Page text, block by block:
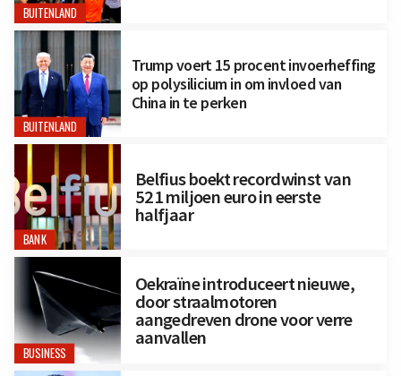
BUITENLAND
BUITENLAND
Trump voert 15 procent invoerheffing
op polysilicium in om invloed van
China in te perken
BANK
Belfius boekt recordwinst van
521 miljoen euro in eerste
halfjaar
BUSINESS
Oekraïne introduceert nieuwe,
door straalmotoren
aangedreven drone voor verre
aanvallen